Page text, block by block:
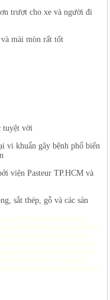
trượt cho xe và người đi
mài mòn rất tốt
tuyệt vời
vi khuẩn gây bệnh phổ biến
viện Pasteur TP.HCM và
sắt thép, gỗ và các sản
giặt cũ, thu mua điều hòa
am thanh cũ, thu mua đồ cũ ,
định
lắp đặt điều hòa tại
lanh tai nam dinh sửa tủ lạnh
giặt tại nam định sửa bình
dinh sửa lò vi sóng tại
dieu hoa tai nam dinh
bảo